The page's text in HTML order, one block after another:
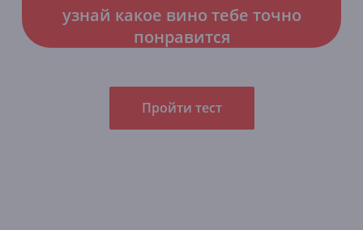
узнай какое вино тебе точно
понравится
Пройти тест